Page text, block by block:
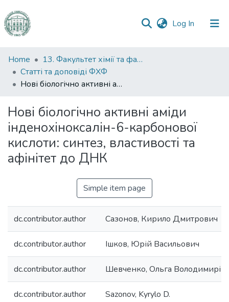
Log In (current)
Communities
&
Collections
Statistics
Home
13. Факультет хімії та фармації
Статті та доповіді ФХФ
Нові біологічно активні аміди інденохіноксалін-6-карбонової кислоти: синтез, властивості та афінітет до ДНК
Нові біологічно активні аміди
інденохіноксалін-6-карбонової
кислоти: синтез, властивості та
афінітет до ДНК
Simple item page
dc.contributor.author Сазонов, Кирило Дмитрович
dc.contributor.author Ішков, Юрій Васильович
dc.contributor.author Шевченко, Ольга
dc.contributor.author Sazonov, Kyrylo D.